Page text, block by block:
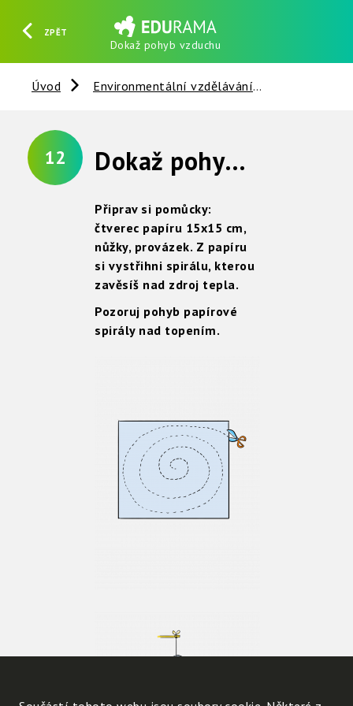
ZPĚT
Dokaž pohyb vzduchu
HLEDAT REGISTROVAT PŘIHLÁSIT SE
Úvod Environmentální vzdělávání
12 Dokaž pohyb vzduchu
Připrav si pomůcky:
čtverec papíru 15x15 cm,
nůžky, provázek. Z papíru
si vystřihni spirálu, kterou
zavěsíš nad zdroj tepla.
Pozoruj pohyb papírové
spirály nad topením.